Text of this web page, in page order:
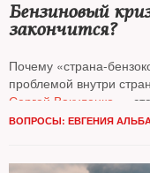
Бензиновый
закончится?
Почему «страна-
проблемой внутри
Сергей Вакуленко —
офиса Карнеги, в
ВОПРОСЫ: ЕВГЕНИЯ